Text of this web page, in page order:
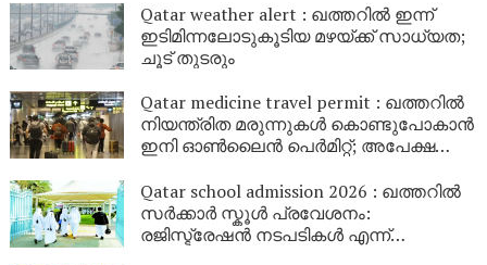
Qatar weather alert : ഖത്തറിൽ ഇന്ന്
ഇടിമിന്നലോടുകൂടിയ മഴയ്ക്ക് സാധ്യത;
ചൂട് തുടരും
Qatar medicine travel permit : ഖത്തറിൽ
നിയന്ത്രിത മരുന്നുകൾ കൊണ്ടുപോകാൻ
ഇനി ഓൺലൈൻ പെർമിറ്റ്; അപേക്ഷ
അറിയേണ്ടത്
Qatar school admission 2026 : ഖത്തറിൽ
സർക്കാർ സ്കൂൾ പ്രവേശനം:
രജിസ്ട്രേഷൻ നടപടികൾ എന്ന്